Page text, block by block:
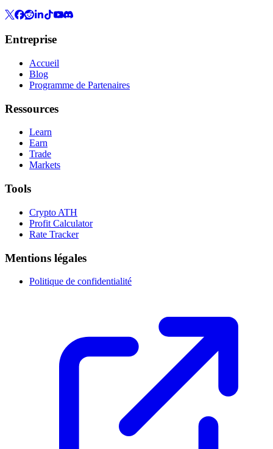
Entreprise
Accueil
Blog
Programme de Partenaires
Ressources
Learn
Earn
Trade
Markets
Tools
Crypto ATH
Profit Calculator
Rate Tracker
Mentions légales
Politique de confidentialité